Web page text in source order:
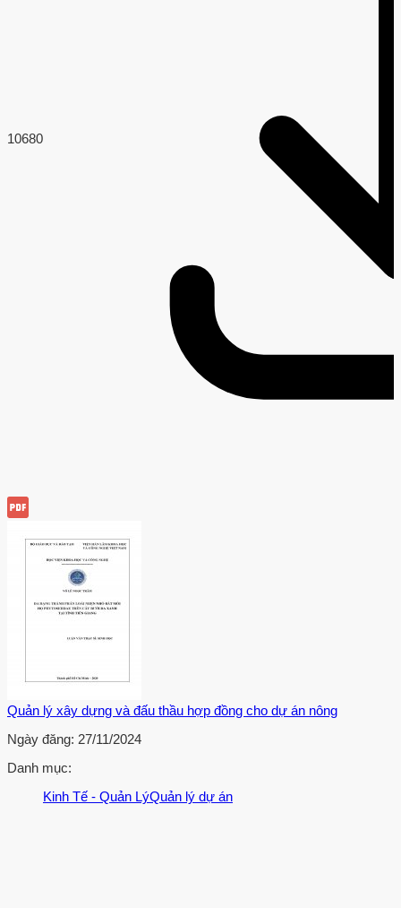
10680
Quản lý xây dựng và đấu thầu hợp đồng cho dự án nông
Ngày đăng: 27/11/2024
Danh mục:
Kinh Tế - Quản LýQuản lý dự án